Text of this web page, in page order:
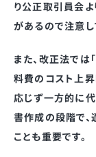
り公正取引員会よ
があるので注意し
また、改正法では
料費のコスト上
応じず一方的に代
書作成の段階で
ことも重要です。